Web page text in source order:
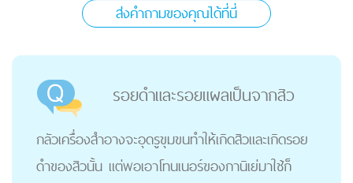
ส่งคำถามของคุณได้ที่นี่
รอยดำและรอยแผลเป็นจากสิว
กลัวเครื่องสำอางจะอุดรูขุมขนทำให้เกิดสิวและเกิดรอย
ดำของสิวนั้น แต่พอเอาโทนเนอร์ของกานิเย่มาใช้ก็